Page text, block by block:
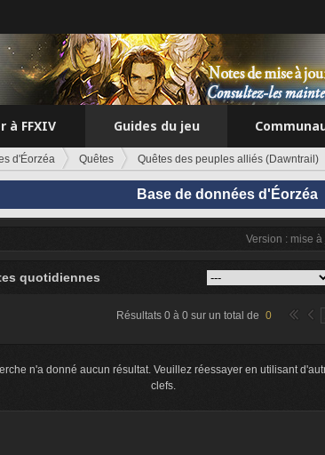
à FFXIV Guides du jeu
d'Éorzéa Quêtes Quêtes des peuples alliés (Dawntrail)
Base de données d'Éorzéa
Version : mise
quotidiennes
Résultats 0 à 0 sur un total de 0
n'a donné aucun résultat. Veuillez réessayer en utilisant
clefs.